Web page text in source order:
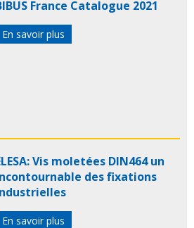
France Catalogue 2021
En savoir plus
Vis moletées DIN464 un
des fixations
En savoir plus